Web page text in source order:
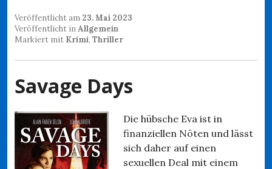
Veröffentlicht am 23. Mai 2023
Veröffentlicht inAllgemein
Markiert mit Krimi, Thriller
Savage Days
Die hübsche Eva ist in
finanziellen Nöten und lässt
sich daher auf einen
sexuellen Deal mit einem